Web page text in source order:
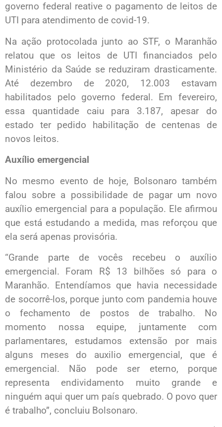
governo federal reative o pagamento de leitos de
UTI para atendimento de covid-19.
Na ação protocolada junto ao STF, o Maranhão
relatou que os leitos de UTI financiados pelo
Ministério da Saúde se reduziram drasticamente.
Até dezembro de 2020, 12.003 estavam
habilitados pelo governo federal. Em fevereiro,
essa quantidade caiu para 3.187, apesar do
estado ter pedido habilitação de centenas de
novos leitos.
Auxílio emergencial
No mesmo evento de hoje, Bolsonaro também
falou sobre a possibilidade de pagar um novo
auxílio emergencial para a população. Ele afirmou
que está estudando a medida, mas reforçou que
ela será apenas provisória.
“Grande parte de vocês recebeu o auxílio
emergencial. Foram R$ 13 bilhões só para o
Maranhão. Entendíamos que havia necessidade
de socorrê-los, porque junto com pandemia houve
o fechamento de postos de trabalho. No
momento nossa equipe, juntamente com
parlamentares, estudamos extensão por mais
alguns meses do auxilio emergencial, que é
emergencial. Não pode ser eterno, porque
representa endividamento muito grande e
ninguém aqui quer um país quebrado. O povo quer
é trabalho”, concluiu Bolsonaro.